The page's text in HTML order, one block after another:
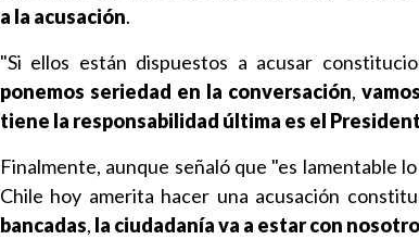
a la acusación.
"Si ellos están dispuestos a acusar
ponemos seriedad en la conversación,
tiene la responsabilidad última es el
Finalmente, aunque señaló que "es lamentable
Chile hoy amerita hacer una acusación
bancadas, la ciudadanía va a estar con